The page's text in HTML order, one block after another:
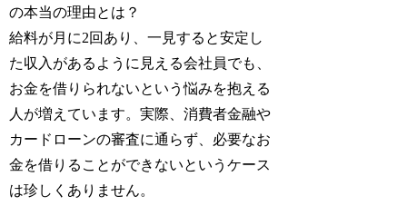
の本当の理由とは？
給料が月に2回あり、一見すると安定し
た収入があるように見える会社員でも、
お金を借りられないという悩みを抱える
人が増えています。実際、消費者金融や
カードローンの審査に通らず、必要なお
金を借りることができないというケース
は珍しくありません。